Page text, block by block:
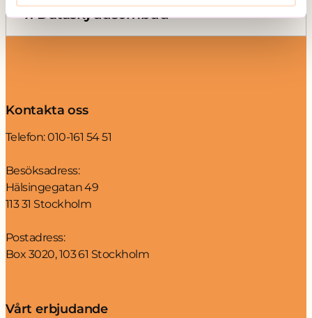
7. Dataskyddsombud
Kontakta oss
Telefon:010-161 54 51
Besöksadress:
Hälsingegatan 49
113 31 Stockholm
Postadress:
Box 3020, 103 61 Stockholm
Vårt erbjudande